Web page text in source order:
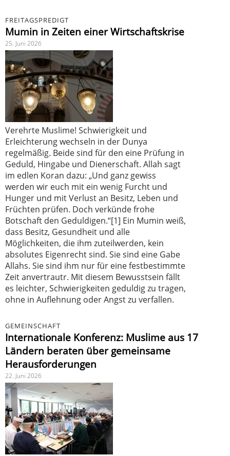
FREITAGSPREDIGT
Mumin in Zeiten einer Wirtschaftskrise
25. Juni 2026
Verehrte Muslime! Schwierigkeit und
Erleichterung wechseln in der Dunya
regelmäßig. Beide sind für den eine Prüfung in
Geduld, Hingabe und Dienerschaft. Allah sagt
im edlen Koran dazu: „Und ganz gewiss
werden wir euch mit ein wenig Furcht und
Hunger und mit Verlust an Besitz, Leben und
Früchten prüfen. Doch verkünde frohe
Botschaft den Geduldigen.“[1] Ein Mumin weiß,
dass Besitz, Gesundheit und alle
Möglichkeiten, die ihm zuteilwerden, kein
absolutes Eigenrecht sind. Sie sind eine Gabe
Allahs. Sie sind ihm nur für eine festbestimmte
Zeit anvertrautr. Mit diesem Bewusstsein fällt
es leichter, Schwierigkeiten geduldig zu tragen,
ohne in Auflehnung oder Angst zu verfallen.
GEMEINSCHAFT
Internationale Konferenz: Muslime aus 17
Ländern beraten über gemeinsame
Herausforderungen
22. Juni 2026